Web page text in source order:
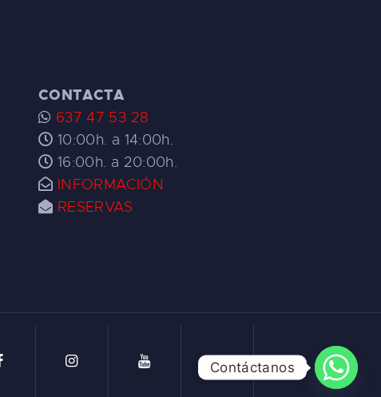
CONTACTA
637 47 53 28
10:00h. a 14:00h.
16:00h. a 20:00h.
INFORMACIÓN
RESERVAS
Contáctanos